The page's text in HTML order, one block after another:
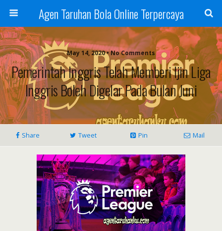
Agen Taruhan Bola Online Terpercaya
May 14, 2020 • No Comments
Pemerintah Inggris Telah Memberi Ijin Liga
Inggris Boleh Digelar Pada Bulan Juni
Share Tweet Pin Mail